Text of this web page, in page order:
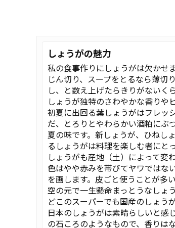
しょうがの魅力
私の食事作りにしょうがは欠かせ
じん切り、スープをとるなら薄切
し、と数え上げたらきりがないく
しょうが独特のさわやかな香りや
初夏に出回る葉しょうがはフレッ
だ、とろりとやわらかい酒粕にぶ
夏の味です。新しょうが、ひねし
るしょうがは料理を楽しむ者にと
しょうがも産地（土）によって変
色はやや赤みを帯びてヤワではな
を画します。皮ごと使うことが多
空の元で一生懸命まっとうなしょ
どこのスーパーでも国産のしょう
日本のしょうがは素晴らしいと感
の石ころのようなもので、香りは